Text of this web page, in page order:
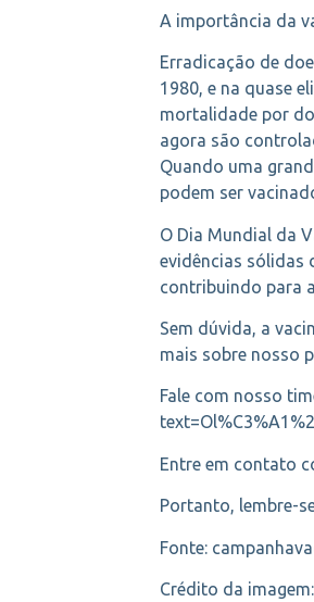
A importância da
Erradicação de
1980, e na quase
mortalidade por
agora são
Quando uma
podem ser
O Dia Mundial da
evidências sólidas
contribuindo para
Sem dúvida, a
mais sobre nosso
Fale com nosso
Entre em contato
Portanto, lembre-
Fonte:
Crédito da